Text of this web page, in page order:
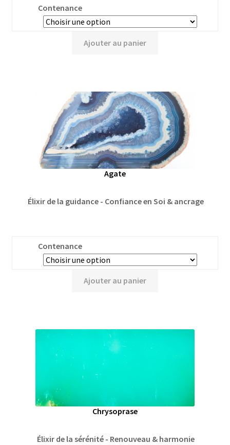
Contenance
Ajouter au panier
Agate
Élixir de la guidance - Confiance en Soi & ancrage
Contenance
Ajouter au panier
Chrysoprase
Élixir de la sérénité - Renouveau & harmonie